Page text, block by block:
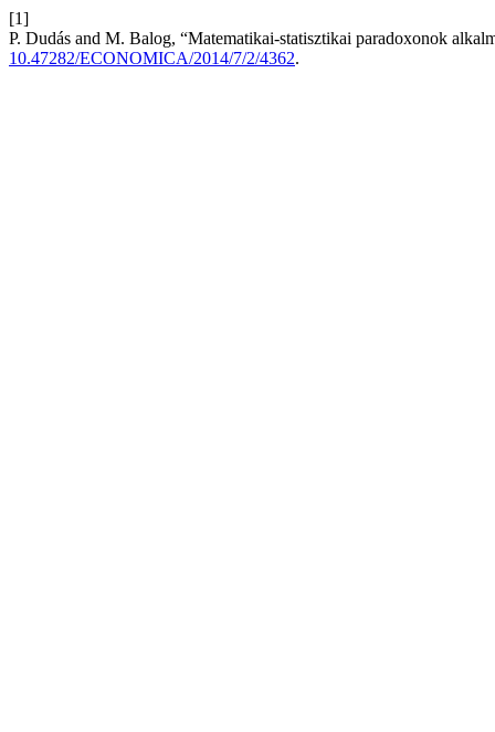
[1]
P. Dudás and M. Balog, “Matematikai-statisztikai paradoxonok
10.47282/ECONOMICA/2014/7/2/4362.